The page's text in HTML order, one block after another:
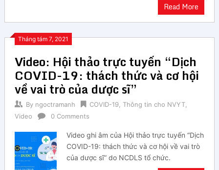
Read More
Tháng tám 7, 2021
Video: Hội thảo trực tuyến “Dịch
COVID-19: thách thức và cơ hội
về vai trò của dược sĩ”
By ngoctramanh COVID-19 Thông tin cho NVYT,
Video
0 Comments
Video ghi âm của Hội thảo trực tuyến “Dịch
COVID-19: thách thức và cơ hội về vai trò
của dược sĩ” do NCDLS tổ chức.